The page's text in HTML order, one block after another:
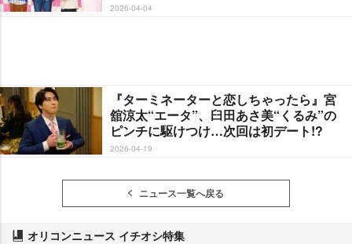
2026-04-04
『ターミネーターと恋しちゃったら』宮
舘涼太“エータ”、臼田あさ美“くるみ”の
ピンチに駆けつけ…次回は初デート!?
2026-04-19
ニュース一覧へ戻る
オリコンニュース イチオシ特集